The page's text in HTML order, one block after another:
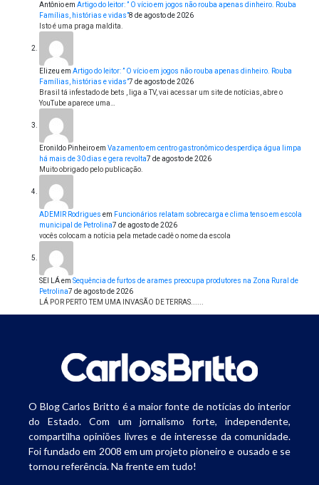
Antônioem Artigo do leitor: ” O vício em jogos não rouba apenas dinheiro. Rouba
Famílias, histórias e vidas”8 de agosto de 2026
Isto é uma praga maldita.
Elizeu em Artigo do leitor: ” O vício em jogos não rouba apenas dinheiro. Rouba
Famílias, histórias e vidas”7 de agosto de 2026
Brasil tá infestado de bets , liga a TV, vai acessar um site de notícias, abre o
YouTube aparece uma…
Eronildo Pinheiroem Vazamento em centro gastronômico desperdiça água limpa
há mais de 30 dias e gera revolta7 de agosto de 2026
Muito obrigado pelo publicação.
ADEMIR Rodrigues em Funcionários relatam sobrecarga e clima tenso em escola
municipal de Petrolina7 de agosto de 2026
vocês colocam a notícia pela metade cadê o nome da escola
SEI LÁem Sequência de furtos de arames preocupa produtores na Zona Rural de
Petrolina7 de agosto de 2026
LÁ POR PERTO TEM UMA INVASÃO DE TERRAS......
O Blog Carlos Britto é a maior fonte de notícias do interior
do Estado. Com um jornalismo forte, independente,
compartilha opiniões livres e de interesse da comunidade.
Foi fundado em 2008 em um projeto pioneiro e ousado e se
tornou referência. Na frente em tudo!